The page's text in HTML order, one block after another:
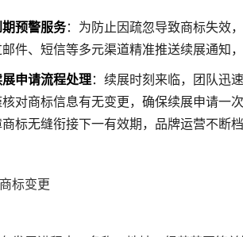
期预警服务：为防止因疏忽导致商标失效
件、短信等多元渠道精准推送续展通知
申请流程处理：续展时刻来临，团队迅
对商标信息有无变更，确保续展申请一
商标无缝衔接下一有效期，品牌运营不断档
标变更